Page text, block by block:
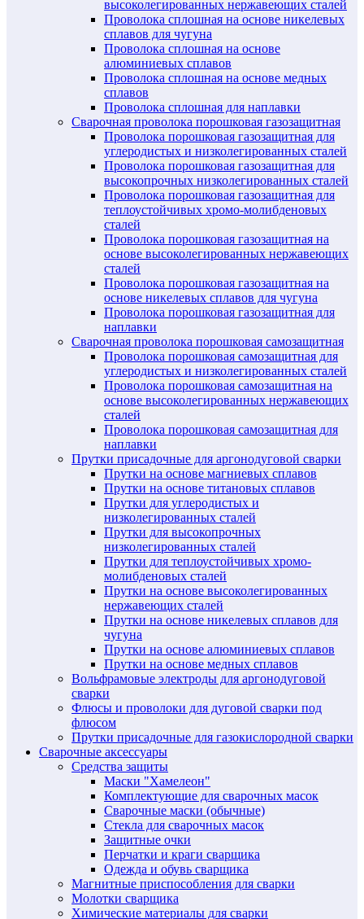
высоколегированных нержавеющих сталей
Проволока сплошная на основе никелевых
сплавов для чугуна
Проволока сплошная на основе
алюминиевых сплавов
Проволока сплошная на основе медных
сплавов
Проволока сплошная для наплавки
Сварочная проволока порошковая газозащитная
Проволока порошковая газозащитная для
углеродистых и низколегированных сталей
Проволока порошковая газозащитная для
высокопрочных низколегированных сталей
Проволока порошковая газозащитная для
теплоустойчивых хромо-молибденовых
сталей
Проволока порошковая газозащитная на
основе высоколегированных нержавеющих
сталей
Проволока порошковая газозащитная на
основе никелевых сплавов для чугуна
Проволока порошковая газозащитная для
наплавки
Сварочная проволока порошковая самозащитная
Проволока порошковая самозащитная для
углеродистых и низколегированных сталей
Проволока порошковая самозащитная на
основе высоколегированных нержавеющих
сталей
Проволока порошковая самозащитная для
наплавки
Прутки присадочные для аргонодуговой сварки
Прутки на основе магниевых сплавов
Прутки на основе титановых сплавов
Прутки для углеродистых и
низколегированных сталей
Прутки для высокопрочных
низколегированных сталей
Прутки для теплоустойчивых хромо-
молибденовых сталей
Прутки на основе высоколегированных
нержавеющих сталей
Прутки на основе никелевых сплавов для
чугуна
Прутки на основе алюминиевых сплавов
Прутки на основе медных сплавов
Вольфрамовые электроды для аргонодуговой
сварки
Флюсы и проволоки для дуговой сварки под
флюсом
Прутки присадочные для газокислородной сварки
Сварочные аксессуары
Средства защиты
Маски "Хамелеон"
Комплектующие для сварочных масок
Сварочные маски (обычные)
Стекла для сварочных масок
Защитные очки
Перчатки и краги сварщика
Одежда и обувь сварщика
Магнитные приспособления для сварки
Молотки сварщика
Химические материалы для сварки